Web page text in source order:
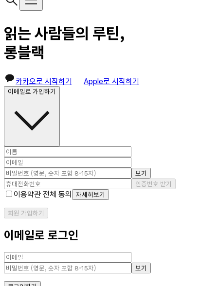
읽는 사람들의 루틴,
롱블랙
카카오로 시작하기 Apple로 시작하기
이메일로 가입하기
보기
인증번호 받기
이용약관 전체 동의 자세히보기
회원 가입하기
이메일로 로그인
보기